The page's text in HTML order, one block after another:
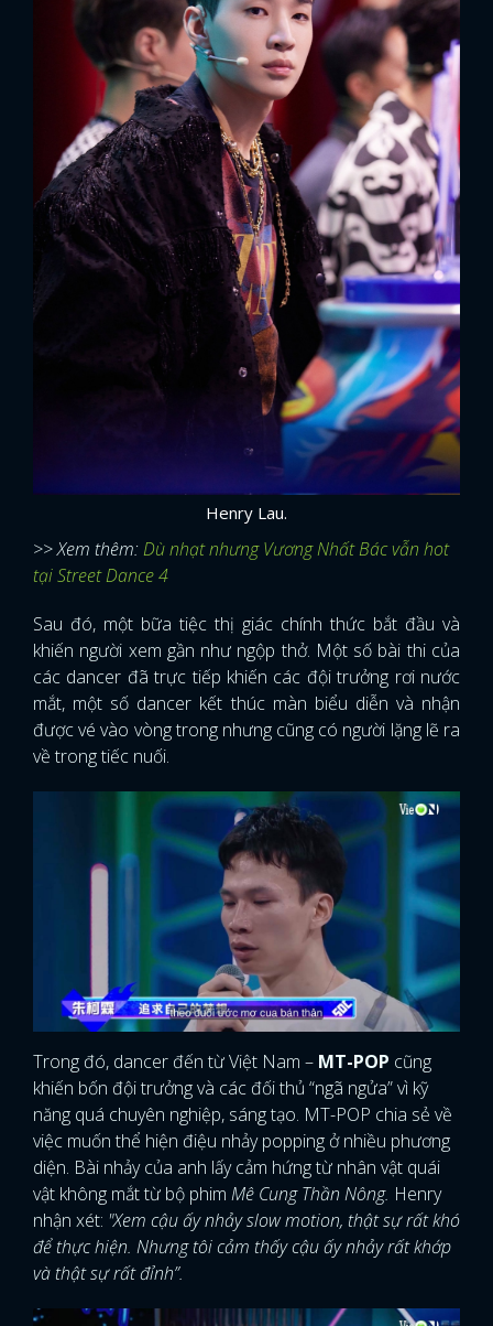
Henry Lau.
>> Xem thêm:Dù nhạt nhưng Vương Nhất Bác vẫn hot
tại Street Dance 4
Sau đó, một bữa tiệc thị giác chính thức bắt đầu và
khiến người xem gần như ngộp thở. Một số bài thi của
các dancer đã trực tiếp khiến các đội trưởng rơi nước
mắt, một số dancer kết thúc màn biểu diễn và nhận
được vé vào vòng trong nhưng cũng có người lặng lẽ ra
về trong tiếc nuối.
Trong đó, dancer đến từ Việt Nam – MT-POP cũng
khiến bốn đội trưởng và các đối thủ “ngã ngửa” vì kỹ
năng quá chuyên nghiệp, sáng tạo. MT-POP chia sẻ về
việc muốn thể hiện điệu nhảy popping ở nhiều phương
diện. Bài nhảy của anh lấy cảm hứng từ nhân vật quái
vật không mắt từ bộ phim Mê Cung Thần Nông. Henry
nhận xét: "Xem cậu ấy nhảy slow motion, thật sự rất khó
để thực hiện. Nhưng tôi cảm thấy cậu ấy nhảy rất khớp
và thật sự rất đỉnh”.